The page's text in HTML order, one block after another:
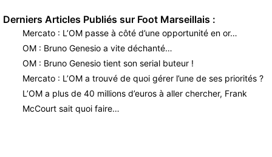
Derniers Articles Publiés sur Foot Marseillais :
Mercato : L’OM passe à côté d’une opportunité en or…
OM : Bruno Genesio a vite déchanté…
OM : Bruno Genesio tient son serial buteur !
Mercato : L’OM a trouvé de quoi gérer l’une de ses priorités ?
L’OM a plus de 40 millions d’euros à aller chercher, Frank
McCourt sait quoi faire…